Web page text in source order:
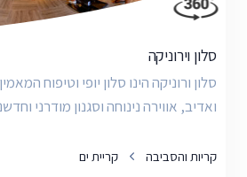
סלון וירוניקה
סלון ורוניקה הינו סלון יופי וטיפוח
ואדיב, אווירה נינוחה וסגנון מודרני
קריות והסביבה קריית ים